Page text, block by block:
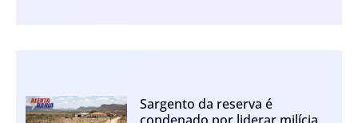
Sargento da reserva é